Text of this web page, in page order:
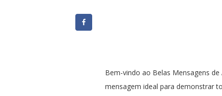
Bem-vindo ao Belas Mensagens
mensagem ideal para demonstrar